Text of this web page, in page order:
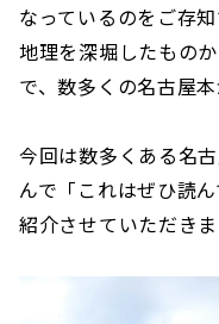
なっているのをご存
地理を深堀したもの
で、数多くの名古屋
今回は数多くある名
んで「これはぜひ読
紹介させていただきま